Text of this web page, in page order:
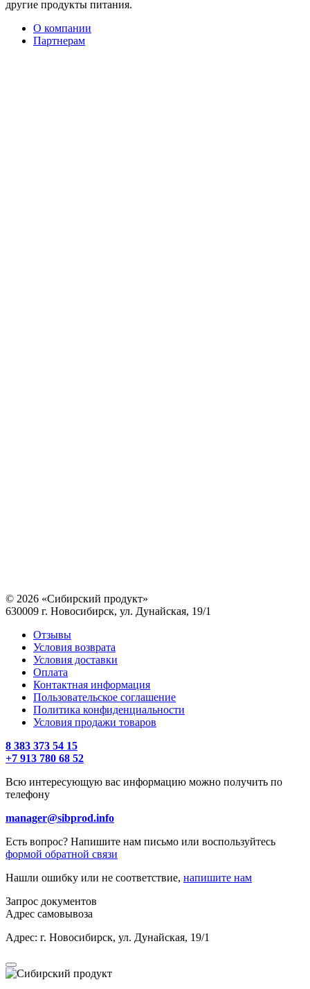
другие продукты питания.
О компании
Партнерам
© 2026 «Сибирский продукт»
630009 г. Новосибирск, ул. Дунайская, 19/1
Отзывы
Условия возврата
Условия доставки
Оплата
Контактная информация
Пользовательское соглашение
Политика конфиденциальности
Условия продажи товаров
8 383 373 54 15
+7 913 780 68 52
Всю интересующую вас информацию можно получить по
телефону
manager@sibprod.info
Есть вопрос? Напишите нам письмо или воспользуйтесь
формой обратной связи
Нашли ошибку или не соответствие, напишите нам
Запрос документов
Адрес самовывоза
Адрес: г. Новосибирск, ул. Дунайская, 19/1